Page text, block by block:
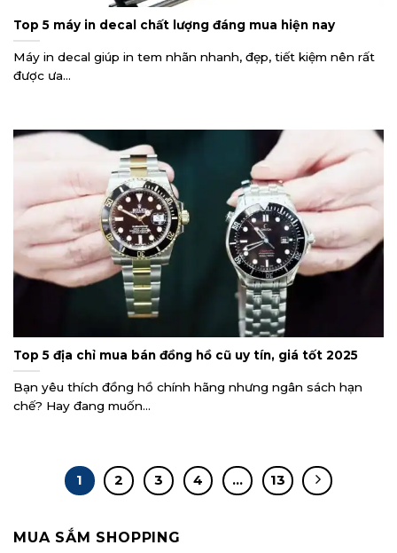
Top 5 máy in decal chất lượng đáng mua hiện nay
Máy in decal giúp in tem nhãn nhanh, đẹp, tiết kiệm nên rất
được ưa...
Top 5 địa chỉ mua bán đồng hồ cũ uy tín, giá tốt 2025
Bạn yêu thích đồng hồ chính hãng nhưng ngân sách hạn
chế? Hay đang muốn...
1 2 3 4 … 13
MUA SẮM SHOPPING